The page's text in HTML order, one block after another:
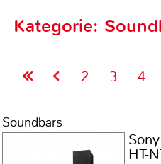
Kategorie:
2 3 4
Soundbars
Sony
HT-